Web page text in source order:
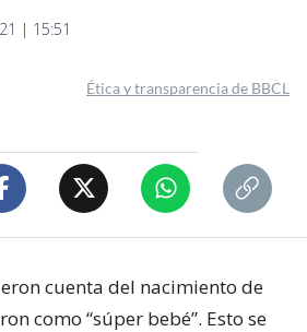
| 15:51
Ética y transparencia de BBCL
cuenta del nacimiento de
como “súper bebé”. Esto se